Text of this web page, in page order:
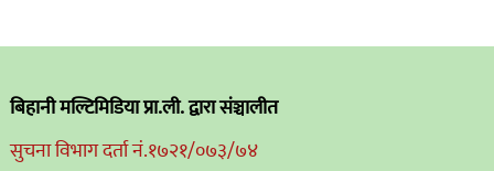
बिहानी मल्टिमिडिया प्रा.ली. द्वारा संञ्चालीत
सुचना विभाग दर्ता नं.१७२१/०७३/७४